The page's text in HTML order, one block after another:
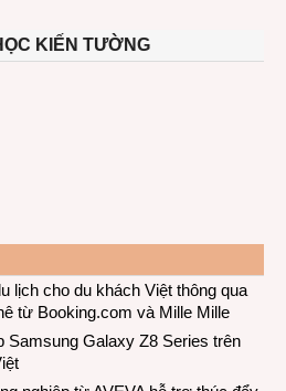
KIẾN TƯỜNG
lịch cho du khách Việt thông qua
từ Booking.com và Mille Mille
Samsung Galaxy Z8 Series trên